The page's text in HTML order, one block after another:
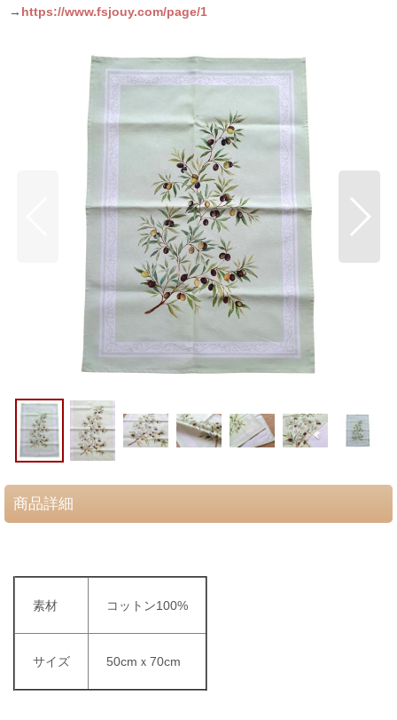
→ https://www.fsjouy.com/page/1
商品詳細
素材 コットン100%
サイズ 50cmｘ70cm